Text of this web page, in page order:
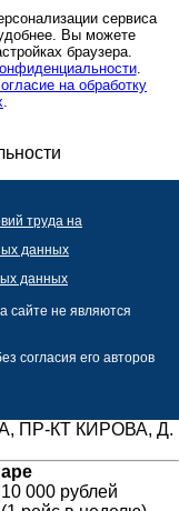
сервиса
Вы можете
браузера.
.
на обработку
.
труда на
данных
данных
сайте не являются
согласия его авторов
ПР-КТ КИРОВА, Д.
000 рублей